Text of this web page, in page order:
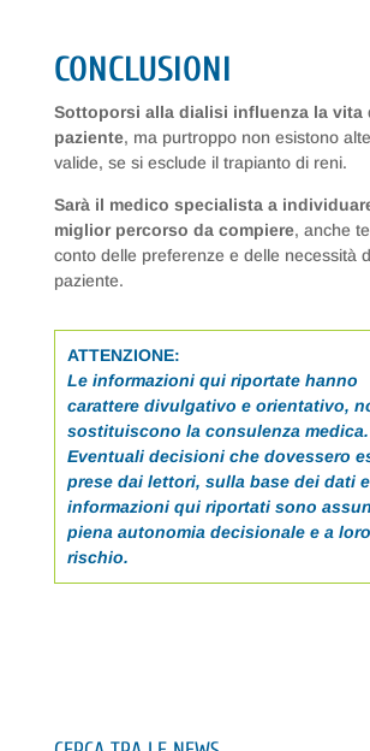
CONCLUSIONI
Sottoporsi alla dialisi influenza la vita
paziente, ma purtroppo non esistono
valide, se si esclude il trapianto di reni.
Sarà il medico specialista a
miglior percorso da compiere, anche
conto delle preferenze e delle necessità
paziente.
ATTENZIONE:
Le informazioni qui riportate hanno
carattere divulgativo e orientativo,
sostituiscono la consulenza medica.
Eventuali decisioni che dovessero
prese dai lettori, sulla base dei dati
informazioni qui riportati sono
piena autonomia decisionale e a loro
rischio.